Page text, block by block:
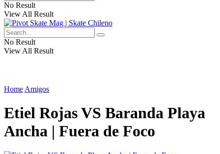
No Result
View All Result
No Result
View All Result
Home Amigos
Etiel Rojas VS Baranda Playa
Ancha | Fuera de Foco